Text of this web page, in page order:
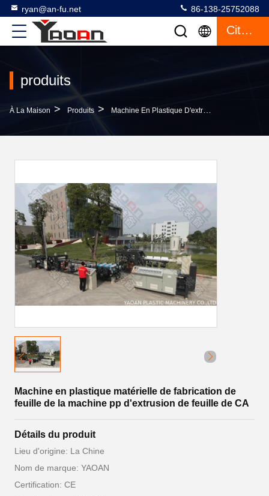
ryan@an-fu.net 86-138-25752088
Citation
produits
À La Maison > Produits > Machine En Plastique D'extrusion De Feuille
Machine en plastique matérielle de fabrication de
feuille de la machine pp d'extrusion de feuille de CA
Détails du produit
Lieu d'origine: La Chine
Nom de marque: YAOAN
Certification: CE